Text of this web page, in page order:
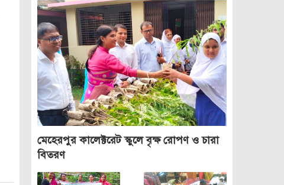
মেহেরপুর কালেক্টরেট স্কুলে বৃক্ষ রোপণ ও চারা
বিতরণ